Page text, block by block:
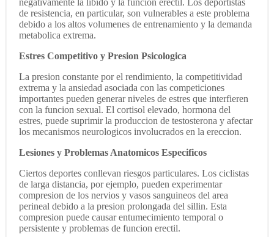
de resistencia, en particular, son vulnerables a este problema
debido a los altos volumenes de entrenamiento y la demanda
metabolica extrema.
Estres Competitivo y Presion Psicologica
La presion constante por el rendimiento, la competitividad
extrema y la ansiedad asociada con las competiciones
importantes pueden generar niveles de estres que interfieren
con la funcion sexual. El cortisol elevado, hormona del
estres, puede suprimir la produccion de testosterona y afectar
los mecanismos neurologicos involucrados en la ereccion.
Lesiones y Problemas Anatomicos Especificos
Ciertos deportes conllevan riesgos particulares. Los ciclistas
de larga distancia, por ejemplo, pueden experimentar
compresion de los nervios y vasos sanguineos del area
perineal debido a la presion prolongada del sillin. Esta
compresion puede causar entumecimiento temporal o
persistente y problemas de funcion erectil.